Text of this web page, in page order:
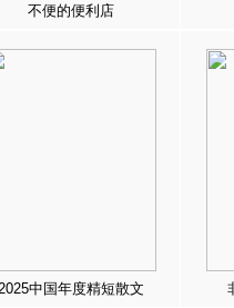
不便的便利店
中国年度精短散文